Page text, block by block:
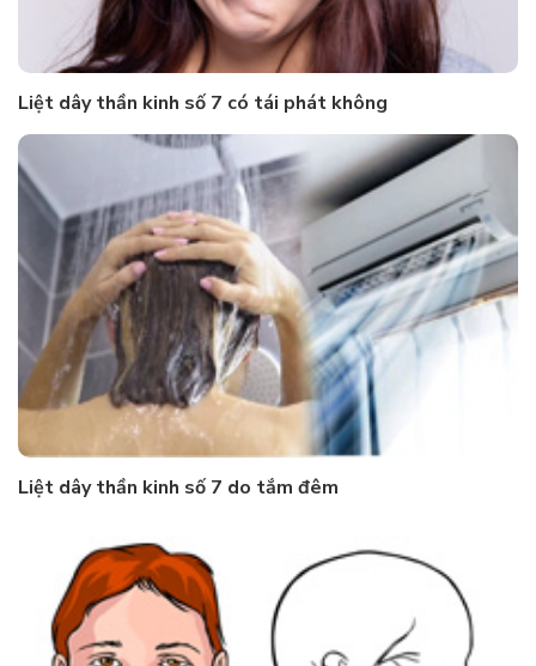
Liệt dây thần kinh số 7 có tái phát không
Liệt dây thần kinh số 7 do tắm đêm